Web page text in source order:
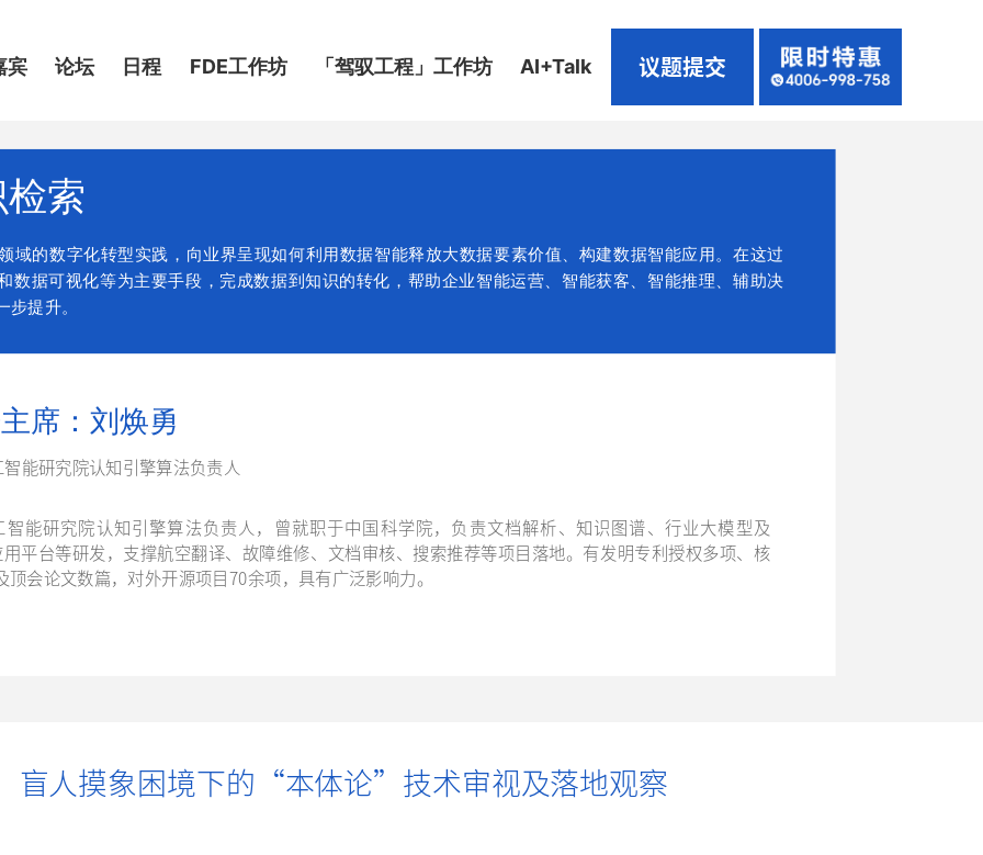
宾 论坛 日程 FDE工作坊 「驾驭工程」工作坊 AI+Talk 议题提交
席 ：刘焕勇
智能研究院认知引擎算法负责人，曾就职于中国科学院，负责文档解析、知识图谱、行业大模型及
平台等研发，支撑航空翻译、故障维修、文档审核、搜索推荐等项目落地。有发明专利授权多项、核
顶会论文数篇，对外开源项目70余项，具有广泛影响力。
能研究院认知引擎算法负责人
索
域的数字化转型实践，向业界呈现如何利用数据智能释放大数据要素价值、构建数据智能应用。在这过
数据可视化等为主要手段，完成数据到知识的转化，帮助企业智能运营、智能获客、智能推理、辅助决
提升。
盲人摸象困境下的“本体论”技术审视及落地观察